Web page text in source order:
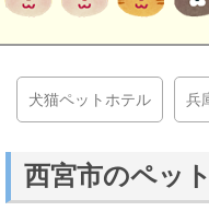
犬猫ペットホテル 兵
西宮市のペッ